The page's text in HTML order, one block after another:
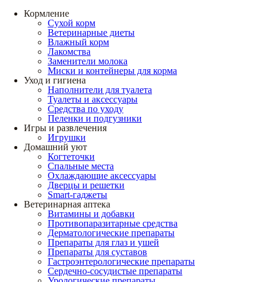
Кормление
Сухой корм
Ветеринарные диеты
Влажный корм
Лакомства
Заменители молока
Миски и контейнеры для корма
Уход и гигиена
Наполнители для туалета
Туалеты и аксессуары
Средства по уходу
Пеленки и подгузники
Игры и развлечения
Игрушки
Домашний уют
Когтеточки
Спальные места
Охлаждающие аксессуары
Дверцы и решетки
Smart-гаджеты
Ветеринарная аптека
Витамины и добавки
Противопаразитарные средства
Дерматологические препараты
Препараты для глаз и ушей
Препараты для суставов
Гастроэнтерологические препараты
Сердечно-сосудистые препараты